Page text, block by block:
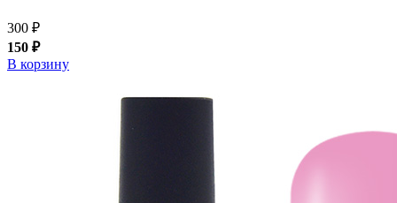
300 ₽
150 ₽
В корзину